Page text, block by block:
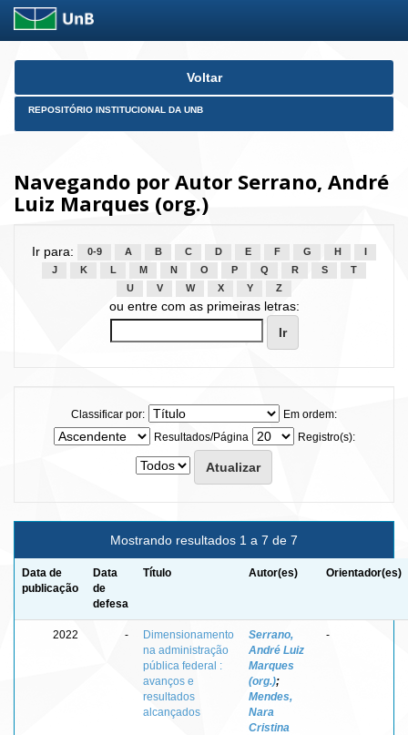
Skip
Voltar
REPOSITÓRIO INSTITUCIONAL DA UNB
Navegando por Autor Serrano, André
Luiz Marques (org.)
Ir para: 0-9 A B C D E F G H
J
K L M N O P Q R S
T
U
V W X Y Z
ou entre com as primeiras letras:
Classificar por:
Em ordem:
Resultados/Página
Registro(s):
Mostrando resultados 1 a 7 de 7
Data de
publicação
Data
de
defesa
Título Autor(es) Orientador(es)
2022 -
Dimensionamento
na administração
pública federal :
avanços e
resultados
alcançados
Serrano,
André Luiz
Marques
(org.);
Mendes,
Nara
Cristina
-